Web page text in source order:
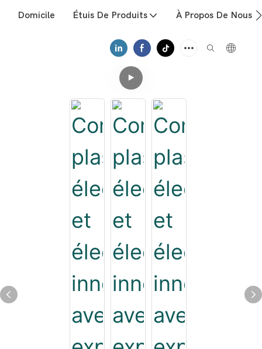
Domicile Étuis De Produits À Propos De Nous